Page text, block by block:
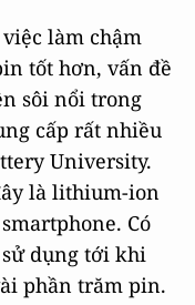
làm chậm
tốt hơn, vấn đề
sôi nổi trong
cấp rất nhiều
University.
là lithium-ion
Có
dụng tới khi
phần trăm pin.